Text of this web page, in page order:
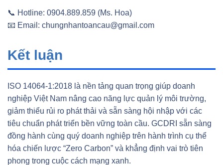
📞 Hotline: 0904.889.859 (Ms. Hoa)
📧 Email: chungnhantoancau@gmail.com
Kết luận
ISO 14064-1:2018 là nền tảng quan trọng giúp doanh
nghiệp Việt Nam nâng cao năng lực quản lý môi trường,
giảm thiểu rủi ro phát thải và sẵn sàng hội nhập với các
tiêu chuẩn phát triển bền vững toàn cầu. GCDRI sẵn sàng
đồng hành cùng quý doanh nghiệp trên hành trình cụ thể
hóa chiến lược “Zero Carbon” và khẳng định vai trò tiên
phong trong cuộc cách mạng xanh.